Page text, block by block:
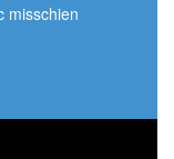
misschien